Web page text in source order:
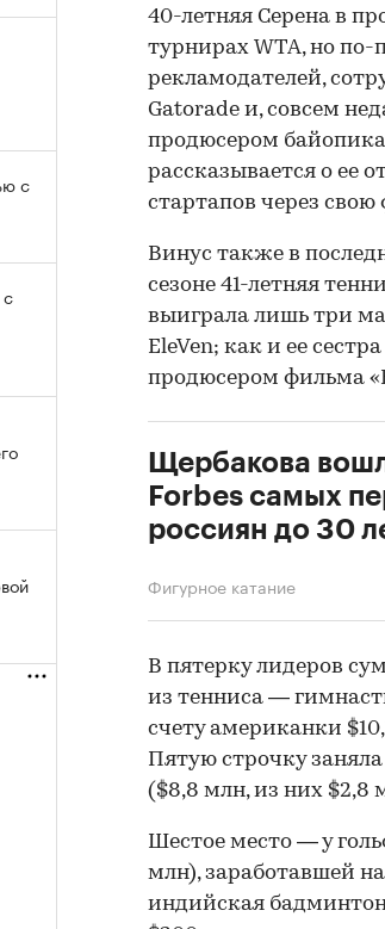
40-летняя Серена в
турнирах WTA, но
рекламодателей,
Gatorade и, совсем
продюсером байопика
рассказывается о ее
стартапов через
Винус также в
сезоне 41-летняя
выиграла лишь три
EleVen; как и ее
продюсером фильма
Щербакова
Forbes самых
россиян до 30
Фигурное катание
В пятерку лидеров
из тенниса —
счету американки
Пятую строчку
($8,8 млн, из них $2,8
Шестое место — у
млн), заработавшей
индийская
с